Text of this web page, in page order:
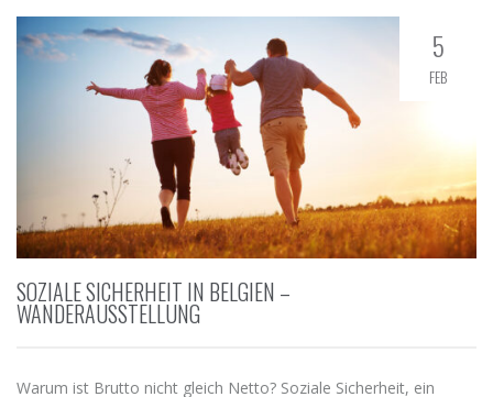
5
FEB
SOZIALE SICHERHEIT IN BELGIEN –
WANDERAUSSTELLUNG
Warum ist Brutto nicht gleich Netto? Soziale Sicherheit, ein